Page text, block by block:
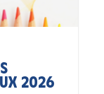
2026